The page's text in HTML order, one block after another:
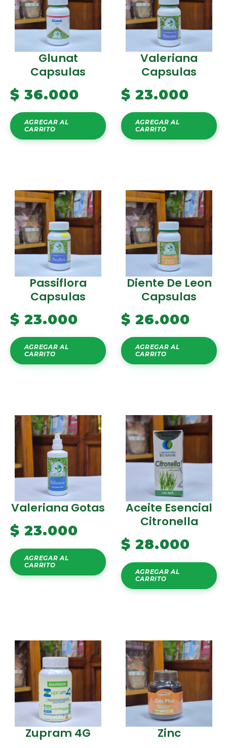
Glunat
Capsulas
$ 36.000
AGREGAR AL
CARRITO
Valeriana
Capsulas
$ 23.000
AGREGAR AL
CARRITO
Passiflora
Capsulas
$ 23.000
AGREGAR AL
CARRITO
Diente De Leon
Capsulas
$ 26.000
AGREGAR AL
CARRITO
Valeriana Gotas
$ 23.000
AGREGAR AL
CARRITO
Aceite Esencial
Citronella
$ 28.000
AGREGAR AL
CARRITO
Zupram 4G Zinc